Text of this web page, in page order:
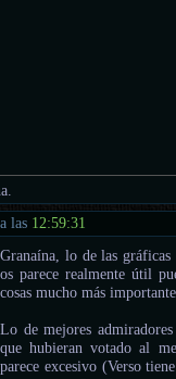
a las 12:59:31
Granaína, lo de las
os parece realmente útil
cosas mucho más
Lo de mejores
que hubieran votado al
parece excesivo (Verso